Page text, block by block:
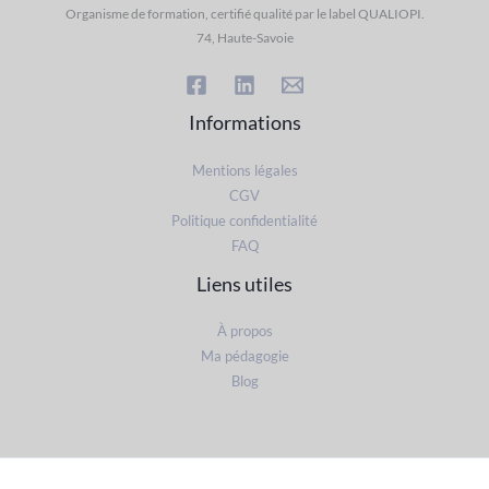
Organisme de formation, certifié qualité par le label QUALIOPI.
74, Haute-Savoie
Informations
Mentions légales
CGV
Politique confidentialité
FAQ
Liens utiles
À propos
Ma pédagogie
Blog